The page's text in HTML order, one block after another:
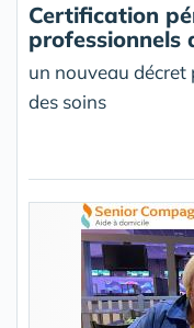
Certification
professionnels
un nouveau
des soins